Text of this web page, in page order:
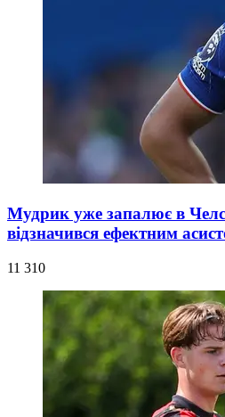
Мудрик уже запалює в
відзначився ефектним
11 310